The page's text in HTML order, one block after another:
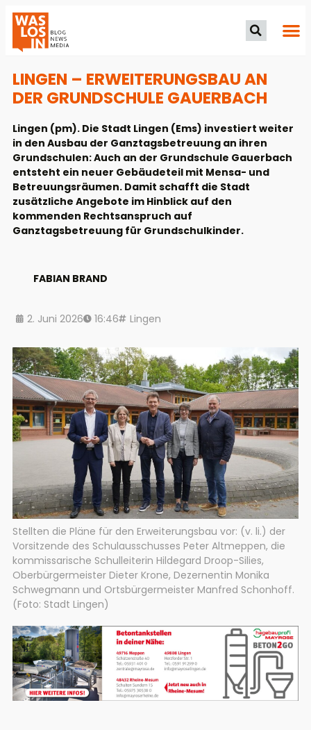
LINGEN – ERWEITERUNGSBAU AN
DER GRUNDSCHULE GAUERBACH
Lingen (pm). Die Stadt Lingen (Ems) investiert weiter
in den Ausbau der Ganztagsbetreuung an ihren
Grundschulen: Auch an der Grundschule Gauerbach
entsteht ein neuer Gebäudeteil mit Mensa- und
Betreuungsräumen. Damit schafft die Stadt
zusätzliche Angebote im Hinblick auf den
kommenden Rechtsanspruch auf
Ganztagsbetreuung für Grundschulkinder.
FABIAN BRAND
2. Juni 2026 16:46 Lingen
Stellten die Pläne für den Erweiterungsbau vor: (v. li.) der
Vorsitzende des Schulausschusses Peter Altmeppen, die
kommissarische Schulleiterin Hildegard Droop-Silies,
Oberbürgermeister Dieter Krone, Dezernentin Monika
Schwegmann und Ortsbürgermeister Manfred Schonhoff.
(Foto: Stadt Lingen)